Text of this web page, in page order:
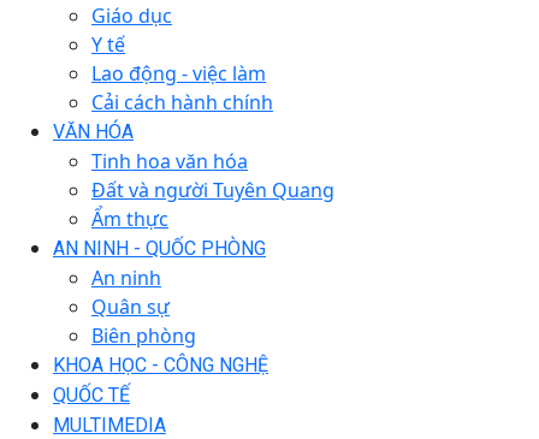
Giáo dục
Y tế
Lao động - việc làm
Cải cách hành chính
VĂN HÓA
Tinh hoa văn hóa
Đất và người Tuyên Quang
Ẩm thực
AN NINH - QUỐC PHÒNG
An ninh
Quân sự
Biên phòng
KHOA HỌC - CÔNG NGHỆ
QUỐC TẾ
MULTIMEDIA